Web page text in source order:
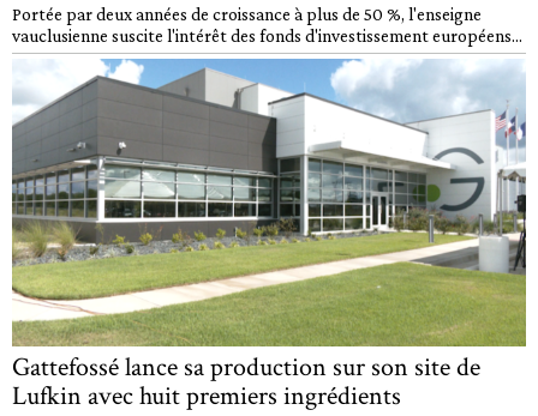
Portée par deux années de croissance à plus de 50 %, l'enseigne
vauclusienne suscite l'intérêt des fonds d'investissement européens...
Gattefossé lance sa production sur son site de
Lufkin avec huit premiers ingrédients